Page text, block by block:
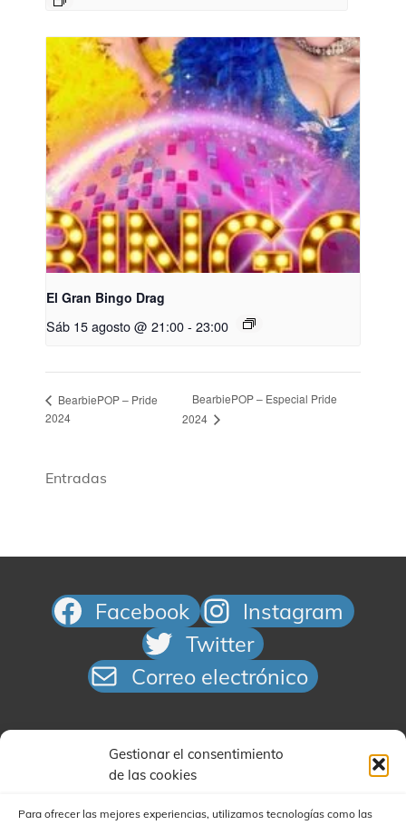
Gestionar el consentimiento
de las cookies
Para ofrecer las mejores experiencias, utilizamos tecnologías como las
El Gran Bingo Drag
Sáb 15 agosto @ 21:00- 23:00
BearbiePOP – Pride
2024
BearbiePOP – Especial Pride
2024
Entradas
Facebook
Instagram
Twitter
Correo electrónico